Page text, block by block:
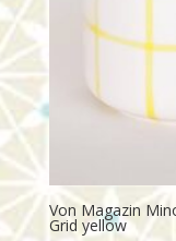
Von Magazin
Grid yellow